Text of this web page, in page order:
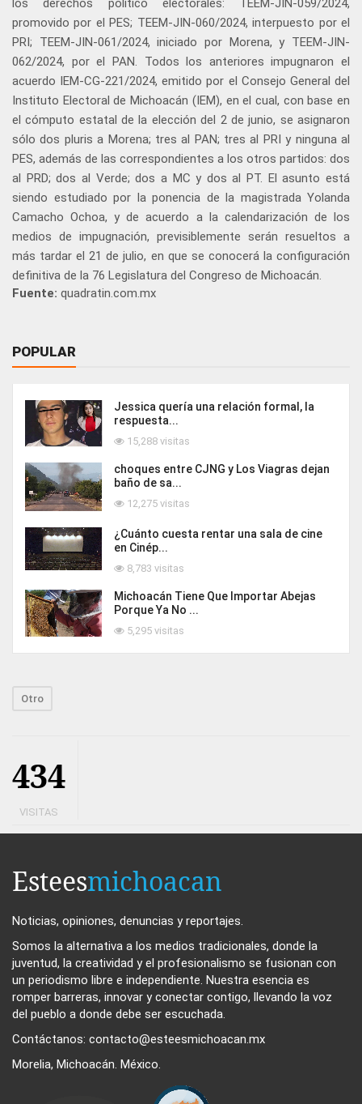
los derechos político electorales: TEEM-JIN-059/2024,
promovido por el PES; TEEM-JIN-060/2024, interpuesto por el
PRI; TEEM-JIN-061/2024, iniciado por Morena, y TEEM-JIN-
062/2024, por el PAN. Todos los anteriores impugnaron el
acuerdo IEM-CG-221/2024, emitido por el Consejo General del
Instituto Electoral de Michoacán (IEM), en el cual, con base en
el cómputo estatal de la elección del 2 de junio, se asignaron
sólo dos pluris a Morena; tres al PAN; tres al PRI y ninguna al
PES, además de las correspondientes a los otros partidos: dos
al PRD; dos al Verde; dos a MC y dos al PT. El asunto está
siendo estudiado por la ponencia de la magistrada Yolanda
Camacho Ochoa, y de acuerdo a la calendarización de los
medios de impugnación, previsiblemente serán resueltos a
más tardar el 21 de julio, en que se conocerá la configuración
definitiva de la 76 Legislatura del Congreso de Michoacán.
Fuente: quadratin.com.mx
POPULAR
Jessica quería una relación formal, la
respuesta...
15,288 visitas
choques entre CJNG y Los Viagras dejan
baño de sa...
12,275 visitas
¿Cuánto cuesta rentar una sala de cine
en Cinép...
8,783 visitas
Michoacán Tiene Que Importar Abejas
Porque Ya No ...
5,295 visitas
Otro
434
VISITAS
Esteesmichoacan
Noticias, opiniones, denuncias y reportajes.
Somos la alternativa a los medios tradicionales, donde la
juventud, la creatividad y el profesionalismo se fusionan con
un periodismo libre e independiente. Nuestra esencia es
romper barreras, innovar y conectar contigo, llevando la voz
del pueblo a donde debe ser escuchada.
Contáctanos: contacto@esteesmichoacan.mx
Morelia, Michoacán. México.